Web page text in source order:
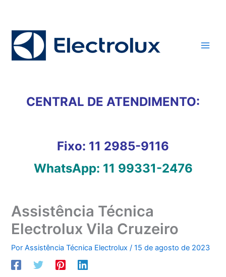
conteúdo
CENTRAL DE ATENDIMENTO:
Fixo: 11 2985-9116
WhatsApp: 11 99331-2476
Assistência Técnica
Electrolux Vila Cruzeiro
PorAssistência Técnica Electrolux/15 de agosto de 2023